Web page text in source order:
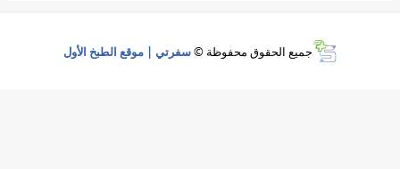
جميع الحقوق محفوظة ©سفرتي | موقع الطبخ الأول